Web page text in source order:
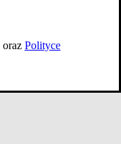
oraz Polityce